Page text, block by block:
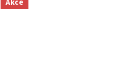
Akce